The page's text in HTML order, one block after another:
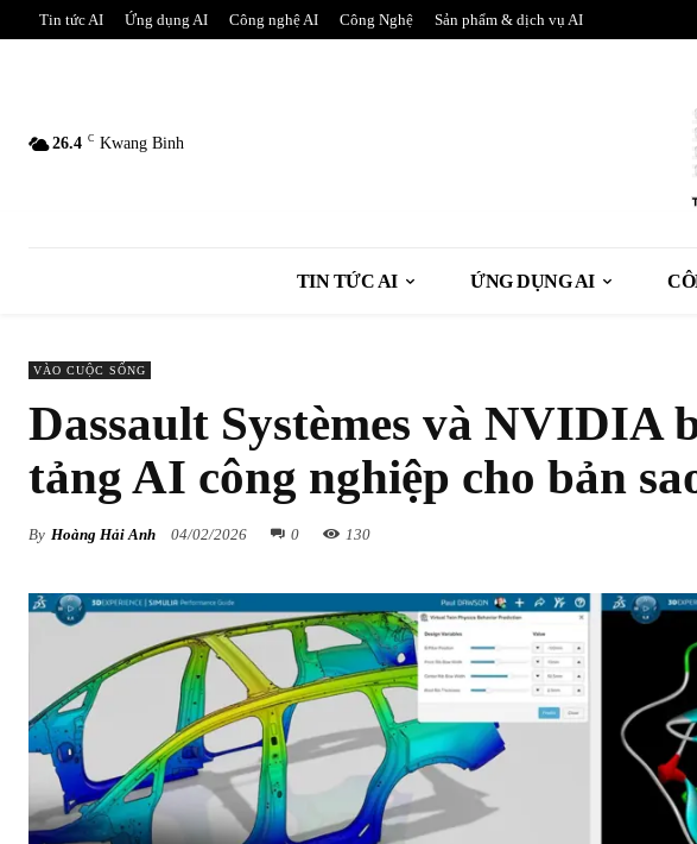
Tin tức AI Ứng dụng AI Công nghệ AI Công Nghệ Sản phẩm & dịch vụ AI
26.4 C Kwang Binh
TIN TỨC AI ỨNG DỤNG AI
VÀO CUỘC SỐNG
Dassault Systèmes và NVIDIA
tảng AI công nghiệp cho bản
By Hoàng Hải Anh 04/02/2026 0 130